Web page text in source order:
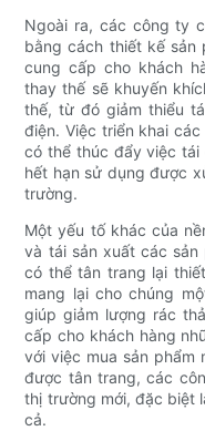
Ngoài ra, các công ty
bằng cách thiết kế sản
cung cấp cho khách
thay thế sẽ khuyến
thế, từ đó giảm thiểu
điện. Việc triển khai
có thể thúc đẩy việc tái
hết hạn sử dụng được
trường.
Một yếu tố khác của
và tái sản xuất các
có thể tân trang lại
mang lại cho chúng
giúp giảm lượng rác
cấp cho khách hàng
với việc mua sản phẩm
được tân trang, các
thị trường mới, đặc biệt
cả.